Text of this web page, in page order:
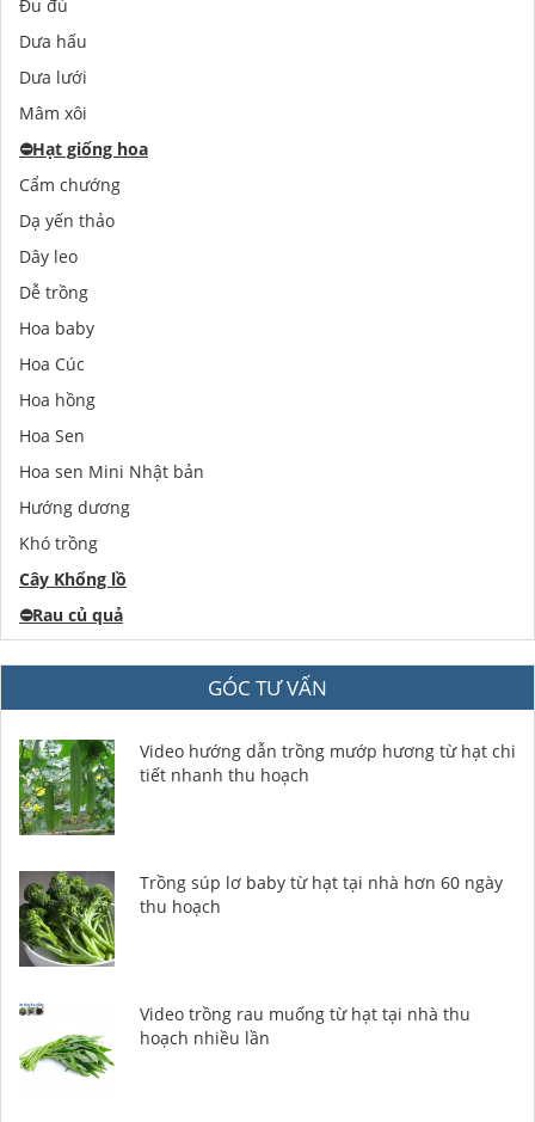
Đu đủ
Dưa hấu
Dưa lưới
Mâm xôi
⛔️Hạt giống hoa
Cẩm chướng
Dạ yến thảo
Dây leo
Dễ trồng
Hoa baby
Hoa Cúc
Hoa hồng
Hoa Sen
Hoa sen Mini Nhật bản
Hướng dương
Khó trồng
Cây Khổng lồ
⛔️Rau củ quả
GÓC TƯ VẤN
Video hướng dẫn trồng mướp hương từ hạt chi
tiết nhanh thu hoạch
Trồng súp lơ baby từ hạt tại nhà hơn 60 ngày
thu hoạch
Video trồng rau muống từ hạt tại nhà thu
hoạch nhiều lần